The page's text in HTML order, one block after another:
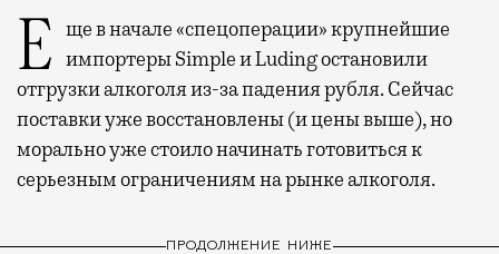
Еще в начале «спецоперации» крупнейшие импортеры Simple и Luding остановили
отгрузки алкоголя из-за падения рубля. Сейчас
поставки уже восстановлены (и цены выше), но
морально уже стоило начинать готовиться к
серьезным ограничениям на рынке алкоголя.
ПРОДОЛЖЕНИЕ НИЖЕ